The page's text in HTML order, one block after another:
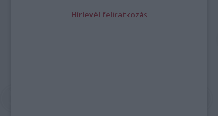
Hírlevél feliratkozás